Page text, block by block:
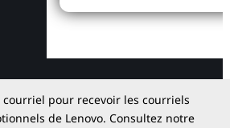
courriel pour recevoir les courriels
de Lenovo. Consultez notre